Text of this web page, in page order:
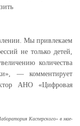
Мы привлекаем
не только детей,
количества
— комментирует
АНО «Цифровая
Касперского» в мае-